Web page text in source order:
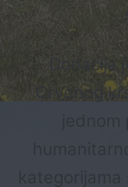
Crvenog